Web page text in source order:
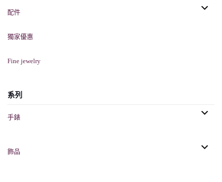
配件
獨家優惠
Fine jewelry
系列
手錶
飾品